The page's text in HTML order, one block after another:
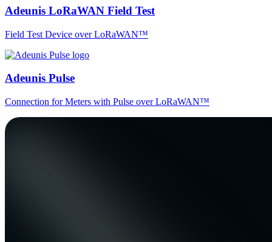
Adeunis LoRaWAN Field Test
Field Test Device over LoRaWAN™
Adeunis Pulse
Connection for Meters with Pulse over LoRaWAN™